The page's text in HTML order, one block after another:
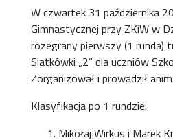
W czwartek 31 października
Gimnastycznej przy ZKiW w
rozegrany pierwszy (1 runda)
Siatkówki „2” dla uczniów
Zorganizował i prowadził
Klasyfikacja po 1 rundzie:
Mikołaj Wirkus i Marek